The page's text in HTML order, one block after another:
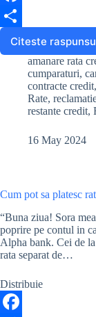
F
Citeste
Ce
fac
daca
nu
pot
sa
rata
amanare rata
cumparaturi,
contracte credit,
Rate,
restante credit,
16 May 2024
Cum pot sa platesc
“Buna ziua! Sora
poprire pe contul in
Alpha bank. Cei de la
rata separat de…
Distribuie